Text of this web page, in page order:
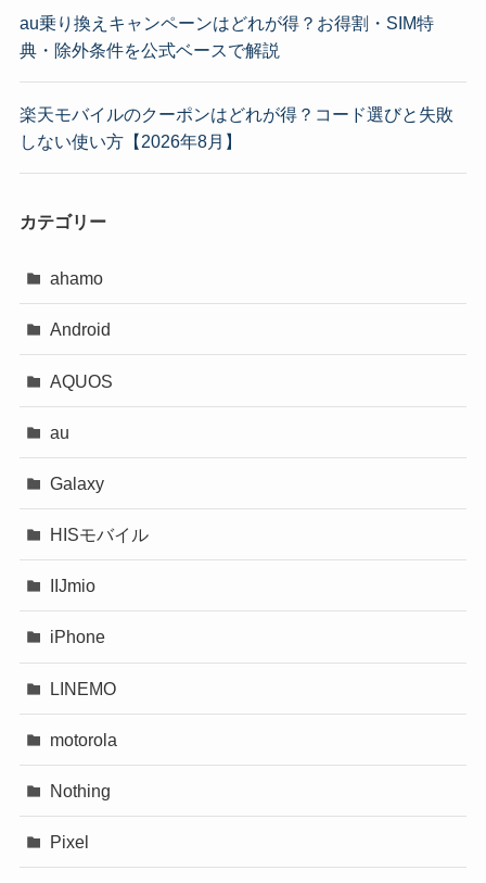
au乗り換えキャンペーンはどれが得？お得割・SIM特
典・除外条件を公式ベースで解説
楽天モバイルのクーポンはどれが得？コード選びと失敗
しない使い方【2026年8月】
カテゴリー
ahamo
Android
AQUOS
au
Galaxy
HISモバイル
IIJmio
iPhone
LINEMO
motorola
Nothing
Pixel